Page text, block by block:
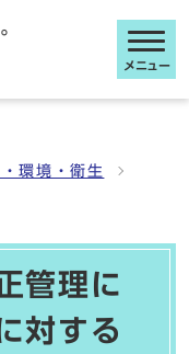
メニュー
環境・衛生
管理に
対する